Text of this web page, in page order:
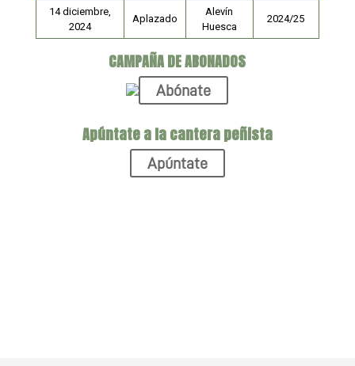
14 diciembre,
2024
Aplazado
Alevín
Huesca
2024/25
CAMPAÑA DE ABONADOS
Abónate
Apúntate a la cantera peñista
Apúntate